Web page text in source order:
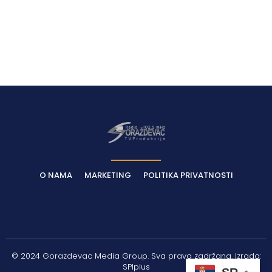
O NAMA MARKETING POLITIKA PRIVATNOSTI
© 2024 Gorazdevac Media Group. Sva prava zadržana. Izrada:
SPIplus